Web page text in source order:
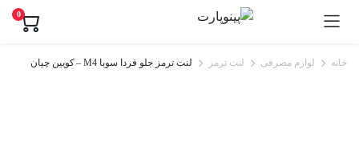
0
خانه لوازم مصرفی لنت ترمز لنت ترمز جلو فردا سوبا M4 – کویین چیان